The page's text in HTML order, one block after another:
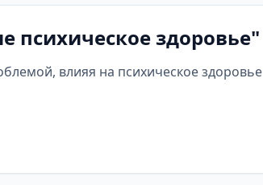
психическое здоровье"
влияя на психическое здоровье